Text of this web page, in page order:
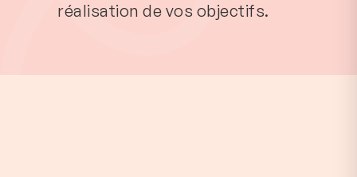
réalisation de vos objectifs.